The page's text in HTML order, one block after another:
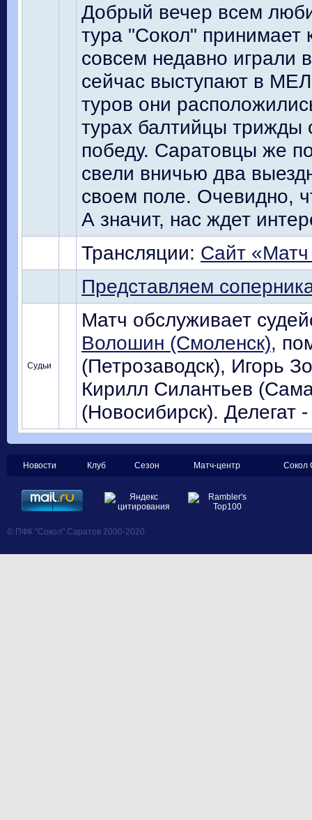
Добрый вечер всем
тура "Сокол" принимает
совсем недавно играли
сейчас выступают в
туров они
турах балтийцы трижды
победу. Саратовцы же
свели вничью два
своем поле. Очевидно,
А значит, нас ждет
Трансляции: Сайт
Представляем
Судьи
Матч обслуживает
Волошин (Смоленск),
(Петрозаводск), Игорь
Кирилл Силантьев
(Новосибирск). Делегат
Новости Клуб Сезон Матч-центр Сокол
© ПФК "Сокол" Саратов 2000-2020